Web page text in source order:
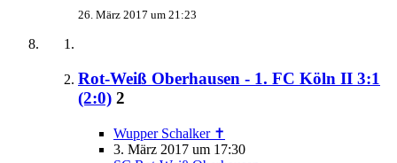
26. März 2017 um 21:23
Rot-Weiß Oberhausen - 1. FC Köln II 3:1
(2:0) 2
Wupper Schalker ✝
3. März 2017 um 17:30